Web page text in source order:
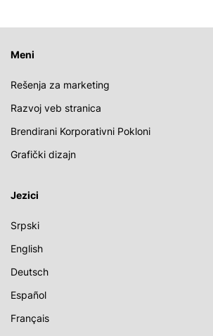
Meni
Rešenja za marketing
Razvoj veb stranica
Brendirani Korporativni Pokloni
Grafički dizajn
Jezici
Srpski
English
Deutsch
Español
Français